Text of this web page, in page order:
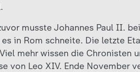
musste Johannes Paul II.
in Rom schneite. Die letzte
mehr wissen die Chronisten
von Leo XIV. Ende November